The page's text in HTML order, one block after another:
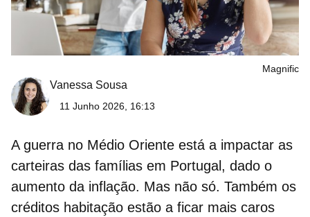
Magnific
Vanessa Sousa
11 Junho 2026, 16:13
A guerra no Médio Oriente está a impactar as
carteiras das famílias em Portugal, dado o
aumento da inflação. Mas não só. Também os
créditos habitação estão a ficar mais caros